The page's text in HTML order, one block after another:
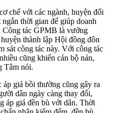
chế với các ngành, huyện đổi
thời gian để giúp doanh
Công tác GPMB là vướng
thành lập Hội đồng đôn
sát công tác này. Với công tác
cũng khiến cán bộ nản,
Tâm nói.
giá bồi thường cũng gây ra
dân ngày càng thay đổi,
áp giá đền bù với dân. Thời